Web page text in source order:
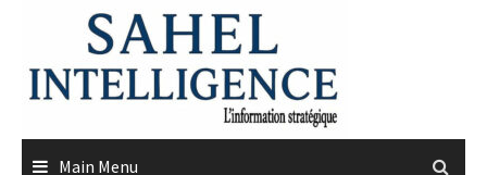
content
Main Menu